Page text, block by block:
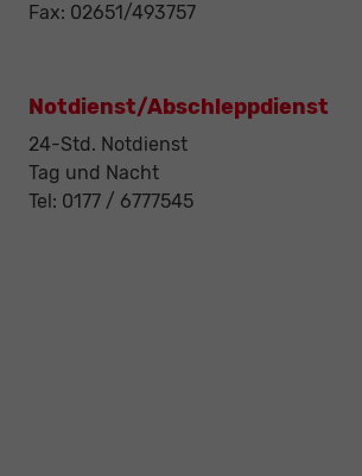
Fax: 02651/493757
Notdienst/Abschleppdienst
24-Std. Notdienst
Tag und Nacht
Tel: 0177 / 6777545